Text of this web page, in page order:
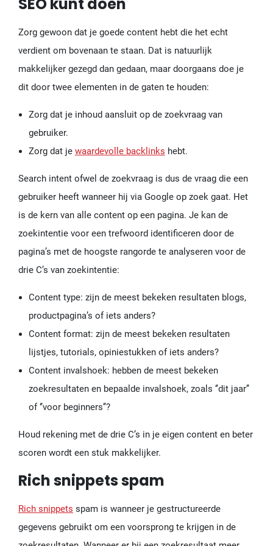
Zorg gewoon dat je goede content hebt die het echt
verdient om bovenaan te staan. Dat is natuurlijk
makkelijker gezegd dan gedaan, maar doorgaans doe je
dit door twee elementen in de gaten te houden:
Zorg dat je inhoud aansluit op de zoekvraag van
gebruiker.
Zorg dat je waardevolle backlinks hebt.
Search intent ofwel de zoekvraag is dus de vraag die een
gebruiker heeft wanneer hij via Google op zoek gaat. Het
is de kern van alle content op een pagina. Je kan de
zoekintentie voor een trefwoord identificeren door de
pagina’s met de hoogste rangorde te analyseren voor de
drie C’s van zoekintentie:
Content type: zijn de meest bekeken resultaten blogs,
productpagina’s of iets anders?
Content format: zijn de meest bekeken resultaten
lijstjes, tutorials, opiniestukken of iets anders?
Content invalshoek: hebben de meest bekeken
zoekresultaten en bepaalde invalshoek, zoals ‘’dit jaar’’
of ‘’voor beginners’’?
Houd rekening met de drie C’s in je eigen content en beter
scoren wordt een stuk makkelijker.
Rich snippets spam
Rich snippets spam is wanneer je gestructureerde
gegevens gebruikt om een voorsprong te krijgen in de